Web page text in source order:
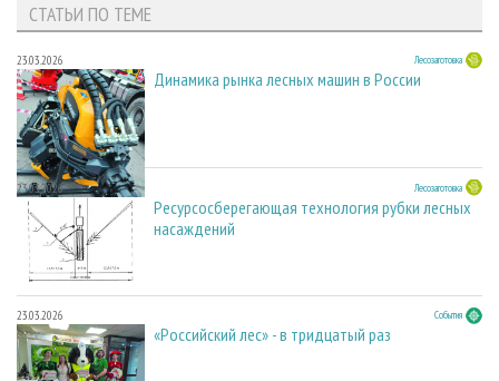
СТАТЬИ ПО ТЕМЕ
23.03.2026 Лесозаготовка
Динамика рынка лесных машин в России
23.03.2026 Лесозаготовка
Ресурсосберегающая технология рубки лесных
насаждений
23.03.2026 События
«Российский лес» - в тридцатый раз